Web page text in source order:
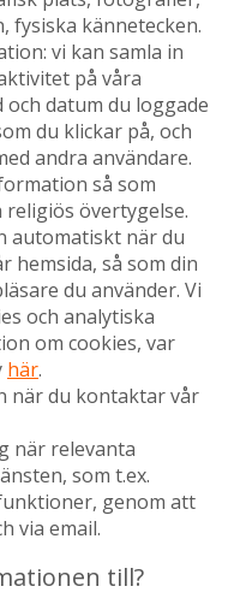
fysiska kännetecken.
vi kan samla in
på våra
datum du loggade
du klickar på, och
andra användare.
så som
övertygelse.
automatiskt när du
hemsida, så som din
du använder. Vi
och analytiska
om cookies, var
här.
när du kontaktar vår
när relevanta
som t.ex.
genom att
via email.
till?